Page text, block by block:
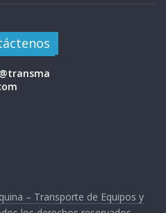
– Transporte de Equipos y